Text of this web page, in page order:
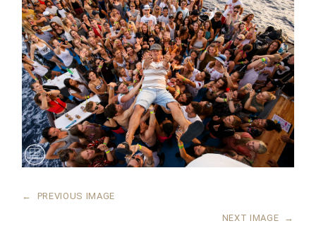
← PREVIOUS IMAGE
NEXT IMAGE →